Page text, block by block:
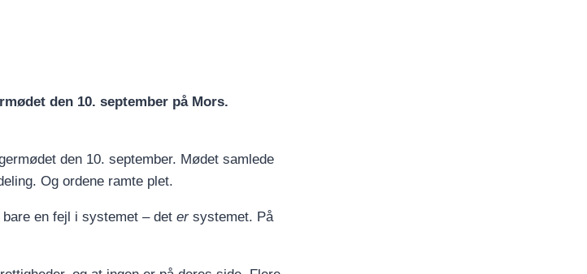
den 10. september på Mors.
den 10. september. Mødet samlede
Og ordene ramte plet.
en fejl i systemet – det ersystemet. På